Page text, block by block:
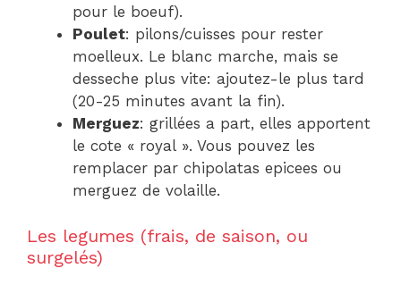
pour le boeuf).
Poulet: pilons/cuisses pour rester
moelleux. Le blanc marche, mais se
desseche plus vite: ajoutez-le plus tard
(20-25 minutes avant la fin).
Merguez: grillées a part, elles apportent
le cote « royal ». Vous pouvez les
remplacer par chipolatas epicees ou
merguez de volaille.
Les legumes (frais, de saison, ou
surgelés)